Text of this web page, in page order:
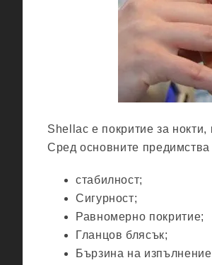
Shellac е покритие за нокти,
Сред основните предимства
стабилност;
Сигурност;
Равномерно покритие;
Гланцов блясък;
Бързина на